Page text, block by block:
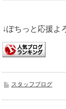
↓ぽちっと応援よ
スタッフブログ